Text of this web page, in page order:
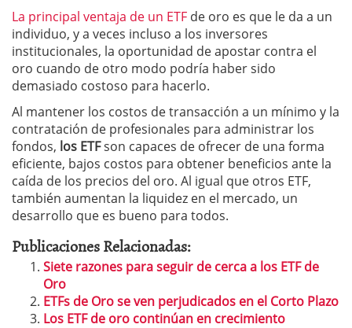
La principal ventaja de un ETF de oro es que le da a un
individuo, y a veces incluso a los inversores
institucionales, la oportunidad de apostar contra el
oro cuando de otro modo podría haber sido
demasiado costoso para hacerlo.
Al mantener los costos de transacción a un mínimo y la
contratación de profesionales para administrar los
fondos, los ETFson capaces de ofrecer de una forma
eficiente, bajos costos para obtener beneficios ante la
caída de los precios del oro. Al igual que otros ETF,
también aumentan la liquidez en el mercado, un
desarrollo que es bueno para todos.
Publicaciones Relacionadas:
Siete razones para seguir de cerca a los ETF de
Oro
ETFs de Oro se ven perjudicados en el Corto Plazo
Los ETF de oro continúan en crecimiento